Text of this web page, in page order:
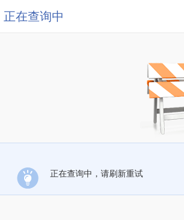
正在查询中
正在查询中，请刷新重试